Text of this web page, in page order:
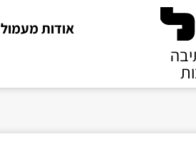
אודות מעמול